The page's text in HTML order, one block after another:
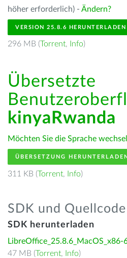
höher erforderlich) - Ändern?
VERSION 25.8.6 HERUNTERLADEN
296 MB (Torrent, Info)
Übersetzte
kinyaRwanda
Möchten Sie die Sprache
ÜBERSETZUNG HERUNTERLADEN
311 KB (Torrent, Info)
SDK und Quellcode
SDK herunterladen
LibreOffice_25.8.6_MacOS_x86-
47 MB (Torrent, Info)